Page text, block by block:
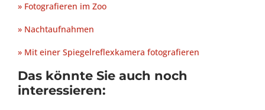
» Fotografieren im Zoo
» Nachtaufnahmen
» Mit einer Spiegelreflexkamera fotografieren
Das könnte Sie auch noch
interessieren: